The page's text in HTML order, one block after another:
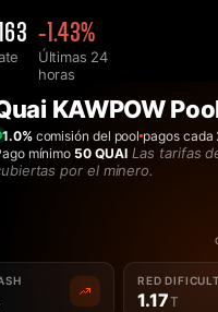
-1.43%
Últimas 24
horas
QUAIKAWPOW
KAWPOW
1.0%comisión del pool pagos cada
mínimo50 QUAI Las tarifas
por el minero.
RED
1.17T